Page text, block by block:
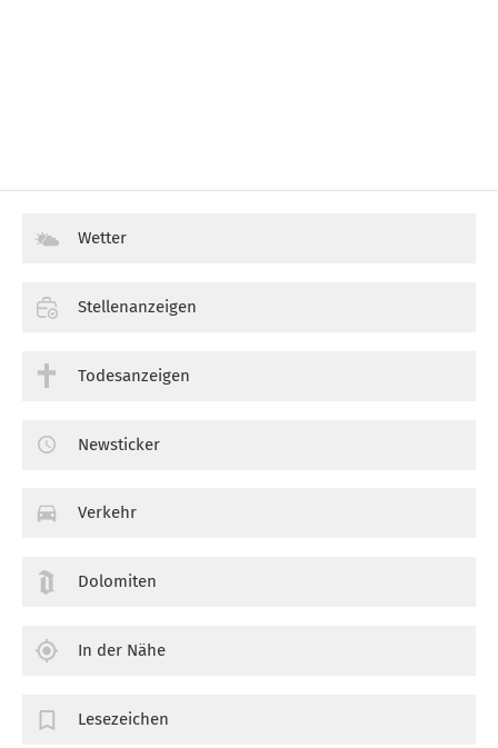
Wetter
Stellenanzeigen
Todesanzeigen
Newsticker
Verkehr
Dolomiten
In der Nähe
Lesezeichen